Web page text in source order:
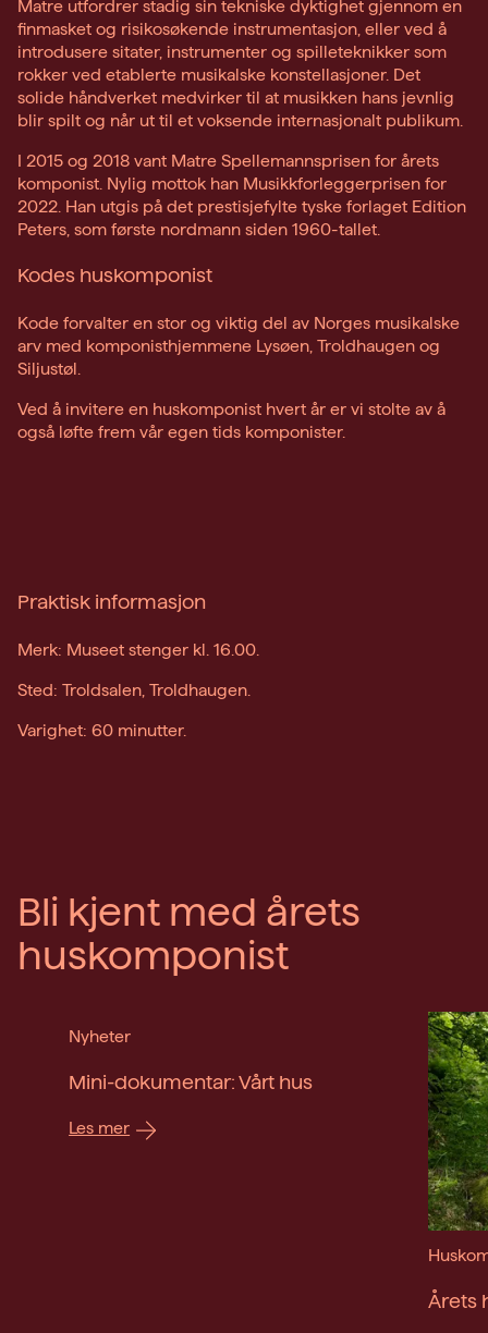
Matre utfordrer stadig sin tekniske dyktighet gjennom en
finmasket og risikosøkende instrumentasjon, eller ved å
introdusere sitater, instrumenter og spilleteknikker som
rokker ved etablerte musikalske konstellasjoner. Det
solide håndverket medvirker til at musikken hans jevnlig
blir spilt og når ut til et voksende internasjonalt publikum.
I 2015 og 2018 vant Matre Spellemannsprisen for årets
komponist. Nylig mottok han Musikkforleggerprisen for
2022. Han utgis på det prestisjefylte tyske forlaget Edition
Peters, som første nordmann siden 1960-tallet.
Kodes huskomponist
Kode forvalter en stor og viktig del av Norges musikalske
arv med komponisthjemmene Lysøen, Troldhaugen og
Siljustøl.
Ved å invitere en huskomponist hvert år er vi stolte av å
også løfte frem vår egen tids komponister.
Praktisk informasjon
Merk: Museet stenger kl. 16.00.
Sted: Troldsalen, Troldhaugen.
Varighet: 60 minutter.
Bli kjent med årets
huskomponist
Nyheter
Mini-dokumentar: Vårt hus
Les mer
Årets